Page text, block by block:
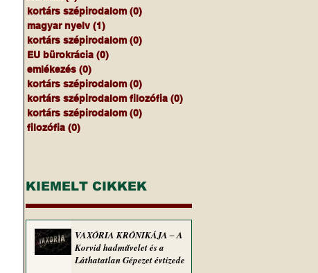
kortárs szépirodalom (0)
magyar nyelv (1)
kortárs szépirodalom (0)
EU bürokrácia (0)
emlékezés (0)
kortárs szépirodalom (0)
kortárs szépirodalom filozófia (0)
kortárs szépirodalom (0)
filozófia (0)
KIEMELT CIKKEK
VAXÓRIA KRÓNIKÁJA ‒ A
Korvid hadművelet és a
Láthatatlan Gépezet évtizede